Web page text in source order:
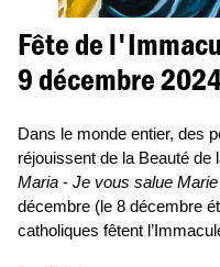
Fête de
9 décembre
Dans le monde entier, des
réjouissent de la Beauté de
Maria - Je vous salue Marie
décembre (le 8 décembre
catholiques fêtent